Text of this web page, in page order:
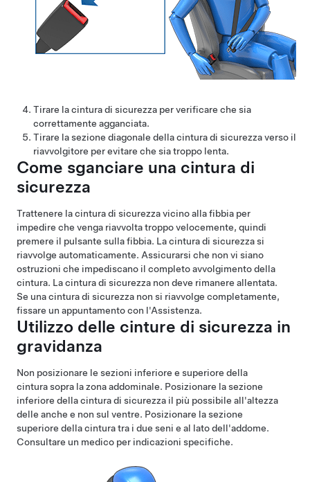
Tirare la cintura di sicurezza per verificare che sia
correttamente agganciata.
Tirare la sezione diagonale della cintura di sicurezza verso il
riavvolgitore per evitare che sia troppo lenta.
Come sganciare una cintura di
sicurezza
Trattenere la cintura di sicurezza vicino alla fibbia per
impedire che venga riavvolta troppo velocemente, quindi
premere il pulsante sulla fibbia. La cintura di sicurezza si
riavvolge automaticamente. Assicurarsi che non vi siano
ostruzioni che impediscano il completo avvolgimento della
cintura. La cintura di sicurezza non deve rimanere allentata.
Se una cintura di sicurezza non si riavvolge completamente,
fissare un appuntamento con l'Assistenza.
Utilizzo delle cinture di sicurezza in
gravidanza
Non posizionare le sezioni inferiore e superiore della
cintura sopra la zona addominale. Posizionare la sezione
inferiore della cintura di sicurezza il più possibile all'altezza
delle anche e non sul ventre. Posizionare la sezione
superiore della cintura tra i due seni e al lato dell'addome.
Consultare un medico per indicazioni specifiche.